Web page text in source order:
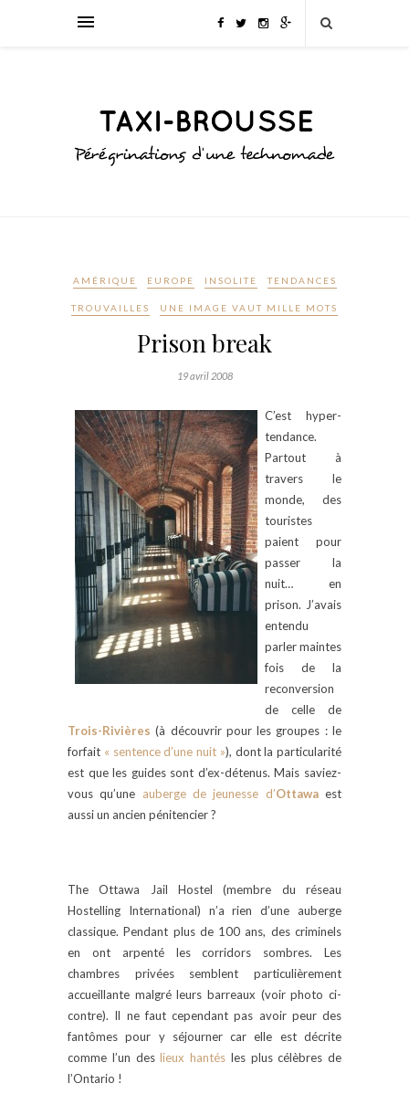
AMÉRIQUE EUROPE INSOLITE TENDANCES
TROUVAILLES UNE IMAGE VAUT MILLE MOTS
Prison break
19 avril 2008
C’est hyper-
tendance.
Partout à
travers le
monde, des
touristes
paient pour
passer la
nuit… en
prison. J’avais
entendu
parler maintes
fois de la
reconversion
de celle de
Trois-Rivières (à découvrir pour les groupes : le
forfait « sentence d’une nuit »), dont la particularité
est que les guides sont d’ex-détenus. Mais saviez-
vous qu’une auberge de jeunesse d’Ottawaest
aussi un ancien pénitencier ?
The Ottawa Jail Hostel (membre du réseau
Hostelling International) n’a rien d’une auberge
classique. Pendant plus de 100 ans, des criminels
en ont arpenté les corridors sombres. Les
chambres privées semblent particulièrement
accueillante malgré leurs barreaux (voir photo ci-
contre). Il ne faut cependant pas avoir peur des
fantômes pour y séjourner car elle est décrite
comme l’un deslieux hantés les plus célèbres de
l’Ontario !